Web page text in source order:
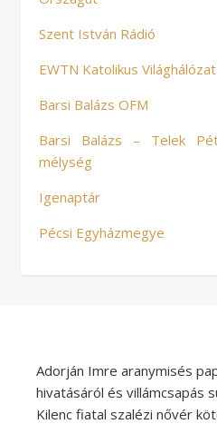
Szent István Rádió
EWTN Katolikus Világhálózat
Barsi Balázs OFM
Barsi Balázs – Telek
mélység
Igenaptár
Pécsi Egyházmegye
Adorján Imre aranymisés
hivatásáról és villámcsapás
Kilenc fiatal szalézi nővér